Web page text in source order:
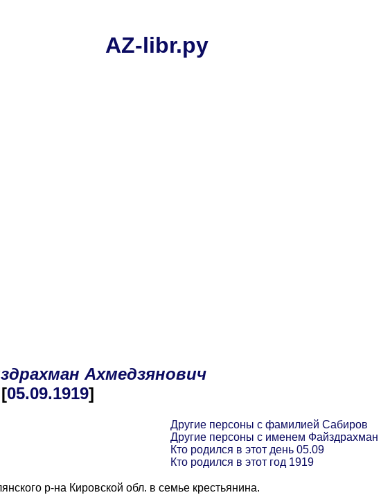
AZ-libr.ру
Ахмедзянович
[05.09.1919]
Другие персоны с фамилией Сабиров
Другие персоны с именем Файздрахман
Кто родился в этот день 05.09
Кто родился в этот год 1919
р-на Кировской обл. в семье крестьянина.